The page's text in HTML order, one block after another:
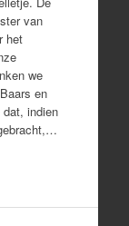
van
het
we
en
indien